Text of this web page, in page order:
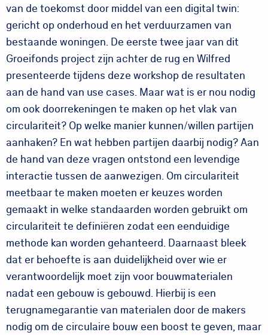
van de toekomst door middel van een digital twin:
gericht op onderhoud en het verduurzamen van
bestaande woningen. De eerste twee jaar van dit
Groeifonds project zijn achter de rug en Wilfred
presenteerde tijdens deze workshop de resultaten
aan de hand van use cases. Maar wat is er nou nodig
om ook doorrekeningen te maken op het vlak van
circulariteit? Op welke manier kunnen/willen partijen
aanhaken? En wat hebben partijen daarbij nodig? Aan
de hand van deze vragen ontstond een levendige
interactie tussen de aanwezigen. Om circulariteit
meetbaar te maken moeten er keuzes worden
gemaakt in welke standaarden worden gebruikt om
circulariteit te definiëren zodat een eenduidige
methode kan worden gehanteerd. Daarnaast bleek
dat er behoefte is aan duidelijkheid over wie er
verantwoordelijk moet zijn voor bouwmaterialen
nadat een gebouw is gebouwd. Hierbij is een
terugnamegarantie van materialen door de makers
nodig om de circulaire bouw een boost te geven, maar